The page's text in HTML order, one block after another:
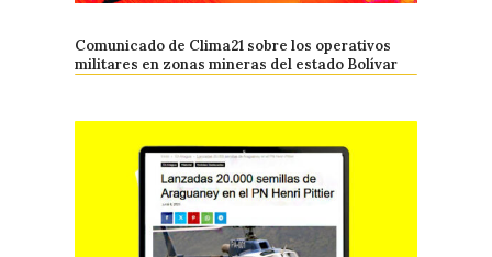
Comunicado de Clima21 sobre los operativos
militares en zonas mineras del estado Bolívar